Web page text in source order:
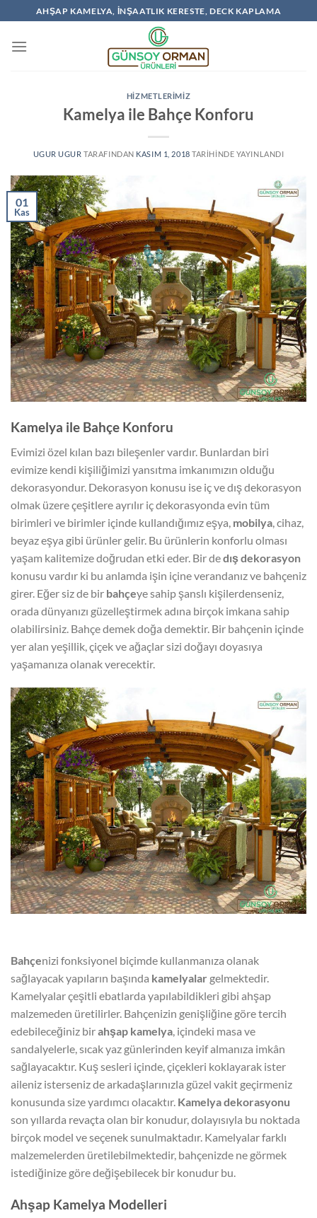
AHŞAP KAMELYA, İNŞAATLIK KERESTE, DECK KAPLAMA
HIZMETLERIMIZ
Kamelya ile Bahçe Konforu
UGUR UGUR TARAFINDAN KASIM 1, 2018 TARIHINDE YAYINLANDI
01
Kas
Kamelya ile Bahçe Konforu
Evimizi özel kılan bazı bileşenler vardır. Bunlardan biri
evimize kendi kişiliğimizi yansıtma imkanımızın olduğu
dekorasyondur. Dekorasyon konusu ise iç ve dış dekorasyon
olmak üzere çeşitlere ayrılır iç dekorasyonda evin tüm
birimleri ve birimler içinde kullandığımız eşya, mobilya , cihaz,
beyaz eşya gibi ürünler gelir. Bu ürünlerin konforlu olması
yaşam kalitemize doğrudan etki eder. Bir dedış dekorasyon
konusu vardır ki bu anlamda işin içine verandanız ve bahçeniz
girer. Eğer siz de bir bahçeye sahip şanslı kişilerdenseniz,
orada dünyanızı güzelleştirmek adına birçok imkana sahip
olabilirsiniz. Bahçe demek doğa demektir. Bir bahçenin içinde
yer alan yeşillik, çiçek ve ağaçlar sizi doğayı doyasıya
yaşamanıza olanak verecektir.
Bahçenizi fonksiyonel biçimde kullanmanıza olanak
sağlayacak yapıların başında kamelyalar gelmektedir.
Kamelyalar çeşitli ebatlarda yapılabildikleri gibi ahşap
malzemeden üretilirler. Bahçenizin genişliğine göre tercih
edebileceğiniz birahşap kamelya, içindeki masa ve
sandalyelerle, sıcak yaz günlerinden keyif almanıza imkân
sağlayacaktır. Kuş sesleri içinde, çiçekleri koklayarak ister
aileniz isterseniz de arkadaşlarınızla güzel vakit geçirmeniz
konusunda size yardımcı olacaktır. Kamelya dekorasyonu
son yıllarda revaçta olan bir konudur, dolayısıyla bu noktada
birçok model ve seçenek sunulmaktadır. Kamelyalar farklı
malzemelerden üretilebilmektedir, bahçenizde ne görmek
istediğinize göre değişebilecek bir konudur bu.
Ahşap Kamelya Modelleri